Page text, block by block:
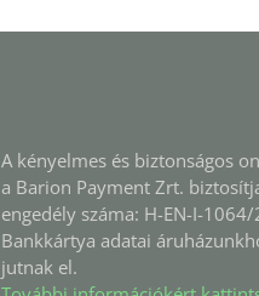
A kényelmes és biztonságos
a Barion Payment Zrt.
engedély száma: H-EN-I-
Bankkártya adatai
jutnak el.